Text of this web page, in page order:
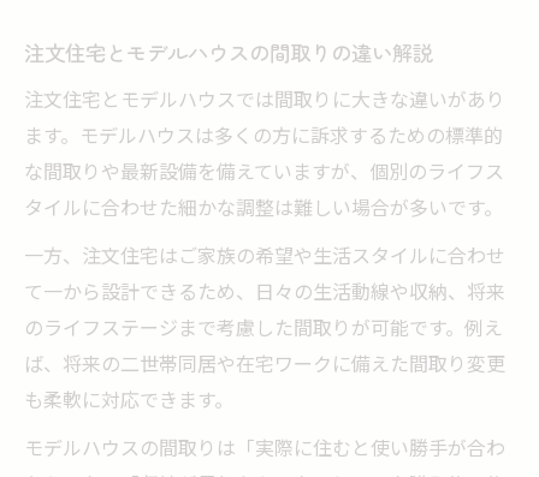
注文住宅とモデルハウスの間取りの違い解説
注文住宅とモデルハウスでは間取りに大きな違いがあり
ます。モデルハウスは多くの方に訴求するための標準的
な間取りや最新設備を備えていますが、個別のライフス
タイルに合わせた細かな調整は難しい場合が多いです。
一方、注文住宅はご家族の希望や生活スタイルに合わせ
て一から設計できるため、日々の生活動線や収納、将来
のライフステージまで考慮した間取りが可能です。例え
ば、将来の二世帯同居や在宅ワークに備えた間取り変更
も柔軟に対応できます。
モデルハウスの間取りは「実際に住むと使い勝手が合わ